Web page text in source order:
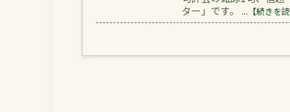
ター」です。 ... 【続きを読